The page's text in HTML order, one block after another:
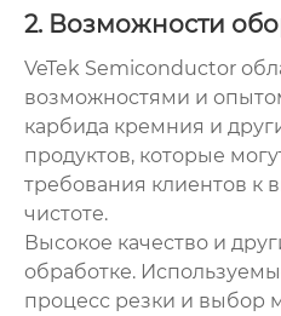
2. Возможности
VeTek Semiconductor
возможностями и
карбида кремния и
продуктов, которые
требования клиентов к
чистоте.
Высокое качество и
обработке.
процесс резки и выбор